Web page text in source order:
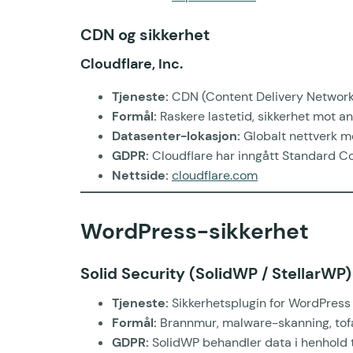
CDN og sikkerhet
Cloudflare, Inc.
Tjeneste: CDN (Content Delivery
Formål: Raskere lastetid, sikkerhet mot
Datasenter-lokasjon: Globalt nettverk
GDPR: Cloudflare har inngått Standard
Nettside: cloudflare.com
WordPress-sikkerhet
Solid Security (SolidWP / StellarWP)
Tjeneste: Sikkerhetsplugin for WordPress
Formål: Brannmur, malware-skanning,
GDPR: SolidWP behandler data i henhold